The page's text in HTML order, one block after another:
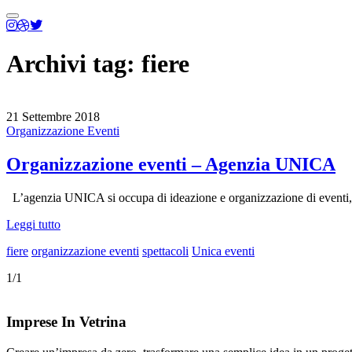
Menu
principale
Archivi tag: fiere
21 Settembre 2018
Organizzazione Eventi
Organizzazione eventi – Agenzia UNICA
L’agenzia UNICA si occupa di ideazione e organizzazione di
Leggi tutto
fiere organizzazione eventi spettacoli Unica eventi
1/1
Imprese In Vetrina